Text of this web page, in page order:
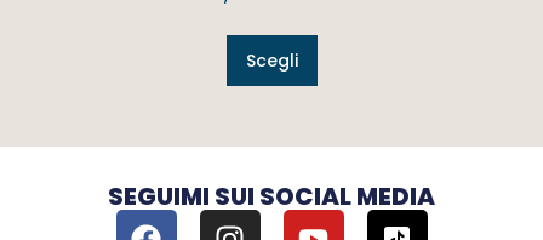
Scegli
SEGUIMI SUI SOCIAL MEDIA